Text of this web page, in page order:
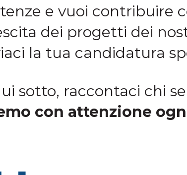
e vuoi contribuire
dei progetti dei
la tua candidatura
sotto, raccontaci chi
con attenzione